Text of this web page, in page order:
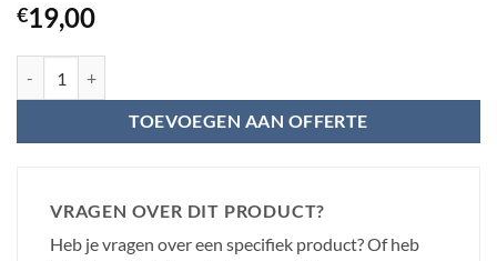
€19,00
TOEVOEGEN AAN OFFERTE
VRAGEN OVER DIT PRODUCT?
Heb je vragen over een specifiek product? Of heb